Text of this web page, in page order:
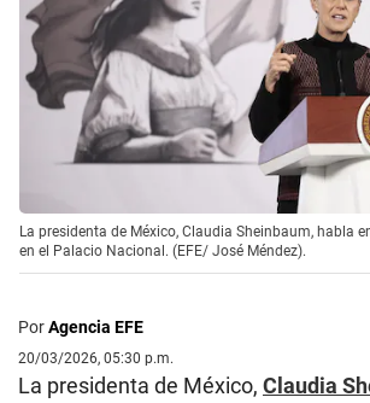
La presidenta de México, Claudia Sheinbaum, habla
en el Palacio Nacional. (EFE/ José Méndez).
PorAgencia EFE
20/03/2026, 05:30 p.m.
La presidenta de México, Claudia